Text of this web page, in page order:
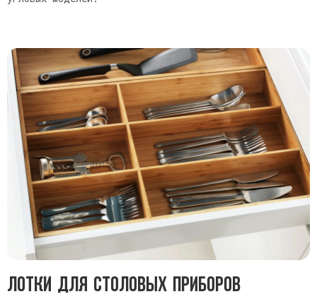
Лотки для столовых приборов